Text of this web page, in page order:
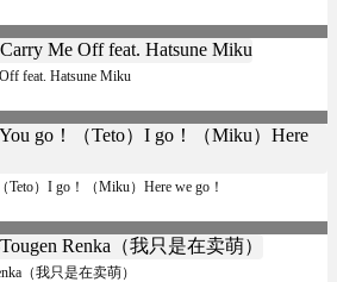
feat. Hatsune Miku
）I go！（Miku）Here we go！
（我只是在卖萌）